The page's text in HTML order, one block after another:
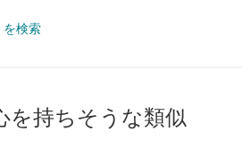
を検索
を持ちそうな類似